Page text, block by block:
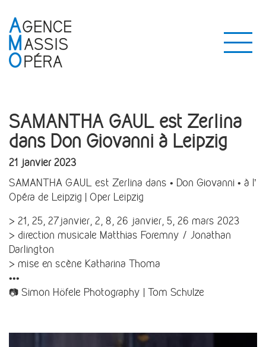
SAMANTHA GAUL est Zerlina
dans Don Giovanni à Leipzig
21 janvier 2023
SAMANTHA GAUL est Zerlina dans • Don Giovanni • à l’
Opéra de Leipzig | Oper Leipzig
> 21, 25, 27janvier, 2, 8, 26 janvier, 5, 26 mars 2023
> direction musicale Matthias Foremny / Jonathan
Darlington
> mise en scène Katharina Thoma
•••
📷 Simon Höfele Photography | Tom Schulze